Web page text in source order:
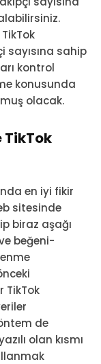
sayısına sahip
kontrol
konusunda
olacak.
en iyi fikir
sitesinde
biraz aşağı
beğeni-
de
olan kısmı